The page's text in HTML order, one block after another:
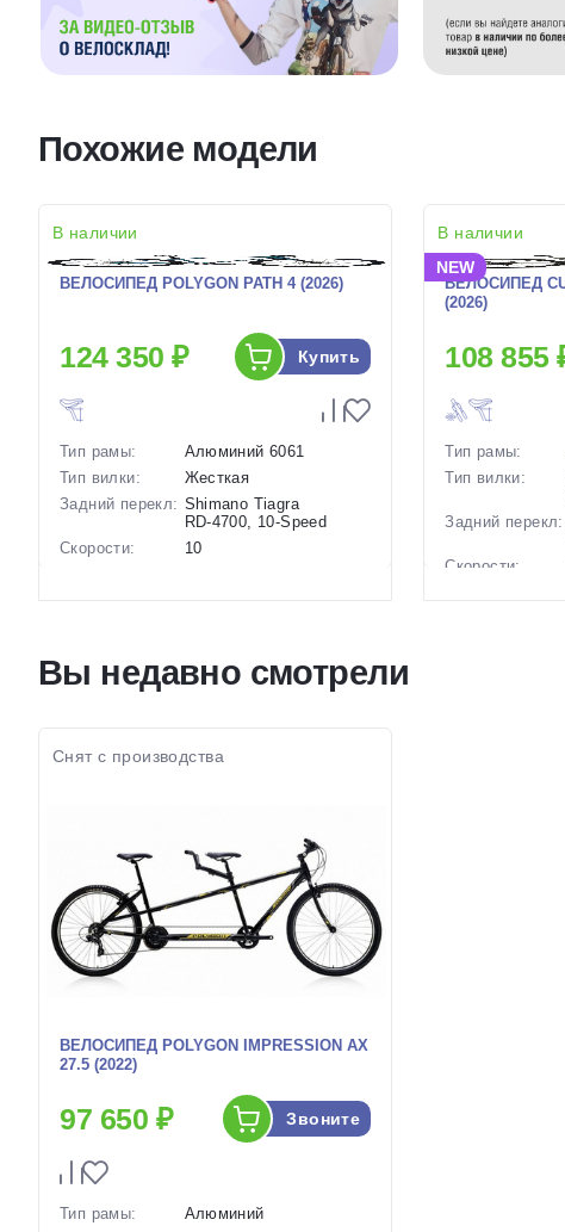
Похожие модели
В наличии
ВЕЛОСИПЕД POLYGON PATH 4 (2026)
124 350 ₽ Купить
Тип рамы:
Алюминий 6061
Тип вилки:
Жесткая
Задний перекл: Shimano Tiagra
RD‑4700, 10‑Speed
Скорости:
10
колес:
Цвет-размер в
18 Фиолетовый-
Артикул:
1129722
В наличии
NEW
ВЕЛОСИПЕД
(2026)
108 855
Тип рамы:
Тип вилки:
Задний перекл:
Скорости:
Вы недавно смотрели
Снят с производства
ВЕЛОСИПЕД POLYGON IMPRESSION AX
27.5 (2022)
97 650 ₽ Звоните
Тип рамы:
Алюминий